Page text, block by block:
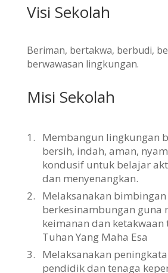
Visi Sekolah
Beriman, bertakwa, berbudi,
berwawasan lingkungan.
Misi Sekolah
1.
Membangun lingkungan
bersih, indah, aman,
kondusif untuk belajar
dan menyenangkan.
2.
Melaksanakan bimbingan
berkesinambungan guna
keimanan dan ketakwaan
Tuhan Yang Maha Esa
3.
Melaksanakan
pendidik dan tenaga